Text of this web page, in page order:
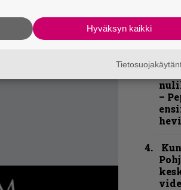
–
Hyväksyn kaikki